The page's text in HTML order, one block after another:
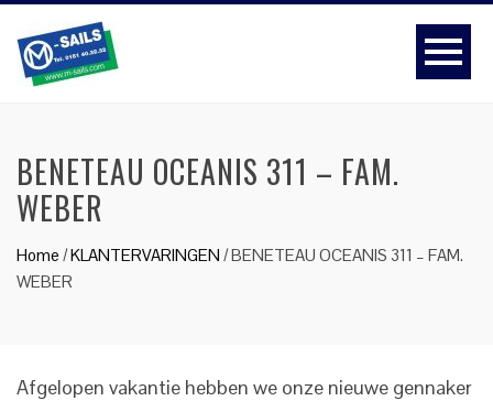
BENETEAU OCEANIS 311 – FAM.
WEBER
Home /KLANTERVARINGEN /BENETEAU OCEANIS 311 – FAM.
WEBER
Afgelopen vakantie hebben we onze nieuwe gennaker